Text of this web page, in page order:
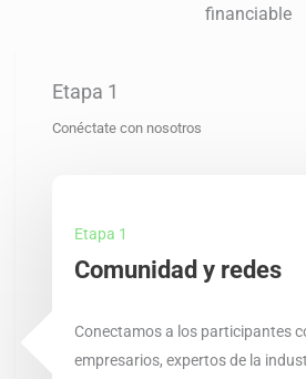
financiable
Etapa 1
Comunidad y redes
Conectamos a los participantes
empresarios, expertos de la
Etapa 1
Conéctate con nosotros